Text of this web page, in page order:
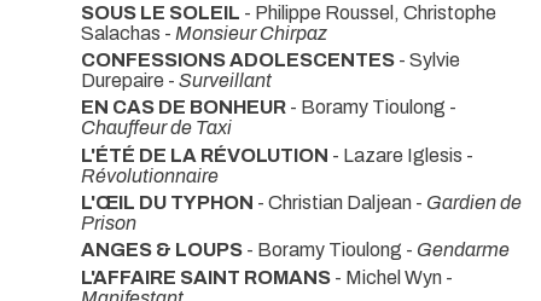
SOUS LE SOLEIL - Philippe Roussel, Christophe
Salachas - Monsieur Chirpaz
CONFESSIONS ADOLESCENTES - Sylvie
Durepaire - Surveillant
EN CAS DE BONHEUR - Boramy Tioulong -
Chauffeur de Taxi
L'ÉTÉ DE LA RÉVOLUTION - Lazare Iglesis -
Révolutionnaire
L'ŒIL DU TYPHON - Christian Daljean - Gardien de
Prison
ANGES & LOUPS - Boramy Tioulong - Gendarme
L'AFFAIRE SAINT ROMANS - Michel Wyn -